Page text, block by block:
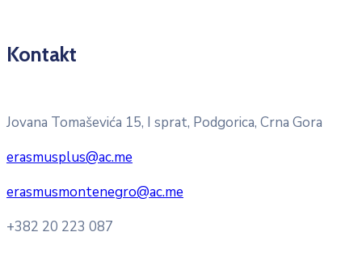
Kontakt
Jovana Tomaševića 15, I sprat, Podgorica, Crna Gora
erasmusplus@ac.me
erasmusmontenegro@ac.me
+382 20 223 087